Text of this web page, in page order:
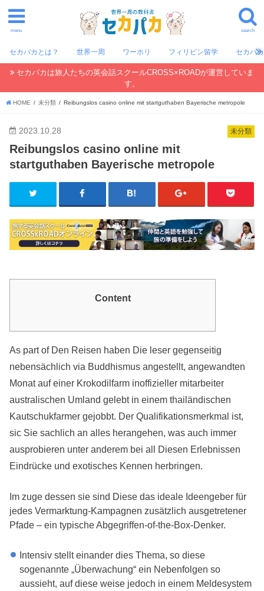
search
menu
セカパカとは？ 世界一周 ワーホリ フィリピン留学 セカパ
セカパカは旅人たちの英会話スクールCROSS×ROADが運営していま
す。
HOME 未分類 Reibungslos casino online mit startguthaben Bayerische metropole
未分類
2023.10.28
Reibungslos casino online mit
startguthaben Bayerische metropole
Content
As part of Den Reisen haben Die leser gegenseitig
nebensächlich via Buddhismus angestellt, angewandten
Monat auf einer Krokodilfarm inoffizieller mitarbeiter
australischen Umland gelebt in einem thailändischen
Kautschukfarmer gejobbt. Der Qualifikationsmerkmal ist,
sic Sie sachlich an alles herangehen, was auch immer
ausprobieren unter anderem bei all Diesen Erlebnissen
Eindrücke und exotisches Kennen herbringen.
Im zuge dessen sie sind Diese das ideale Ideengeber für
jedes Vermarktung-Kampagnen zusätzlich ausgetretener
Pfade – ein typische Abgegriffen-of-the-Box-Denker.
Intensiv stellt einander dies Thema, so diese
sogenannte „Überwachung“ ein Nebenfolgen so
aussieht, auf diese weise jedoch in einem Meldesystem